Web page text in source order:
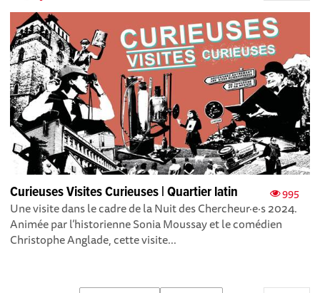
995
Curieuses Visites Curieuses | Quartier latin
Une visite dans le cadre de la Nuit des Chercheur·e·s 2024.
Animée par l’historienne Sonia Moussay et le comédien
Christophe Anglade, cette visite...